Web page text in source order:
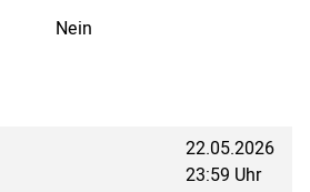
Nein
22.05.2026
23:59 Uhr